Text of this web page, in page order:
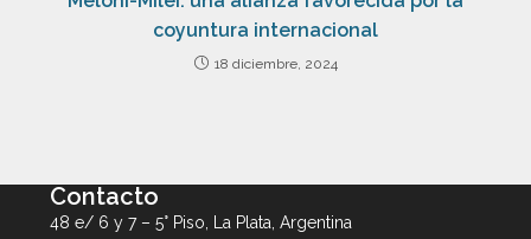
coyuntura internacional
18 diciembre, 2024
Contacto
48 e/ 6 y 7 – 5° Piso, La Plata, Argentina